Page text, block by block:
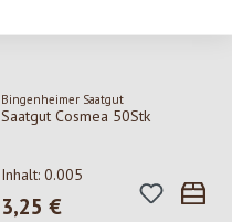
Bingenheimer Saatgut
Saatgut Cosmea 50Stk
Inhalt: 0.005
Regulärer Preis:
3,25 €